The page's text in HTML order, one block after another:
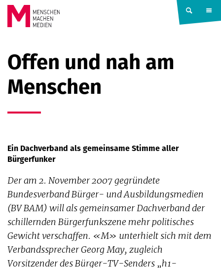
Springe zum Inhalt
MACHEN
MEDIEN
Offen und nah am
Menschen
Ein Dachverband als gemeinsame Stimme aller
Bürgerfunker
Der am 2. November 2007 gegründete
Bundesverband Bürger- und Ausbildungsmedien
(BV BAM) will als gemeinsamer Dachverband der
schillernden Bürgerfunkszene mehr politisches
Gewicht verschaffen. «M» unterhielt sich mit dem
Verbandssprecher Georg May, zugleich
Vorsitzender des Bürger-TV-Senders „h1-